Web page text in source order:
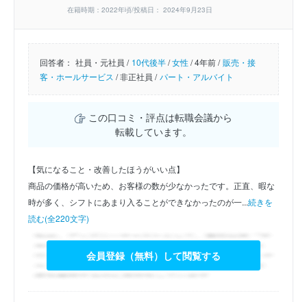
在籍時期：2022年頃/投稿日： 2024年9月23日
回答者： 社員・元社員 / 10代後半/女性/4年前 / 販売・接
客・ホールサービス /非正社員 / パート・アルバイト
この口コミ・評点は転職会議から
転載しています。
【気になること・改善したほうがいい点】
商品の価格が高いため、お客様の数が少なかったです。正直、暇な
時が多く、シフトにあまり入ることができなかったのが一...続きを
読む(全220文字)
会員登録（無料）して閲覧する